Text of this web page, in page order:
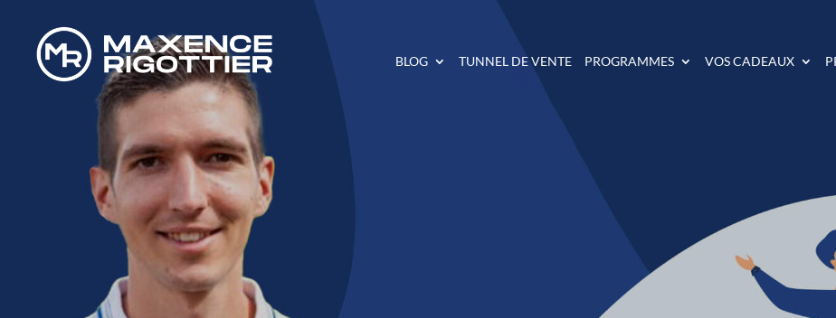
BLOG TUNNEL DE VENTE PROGRAMMES VOS CADEAUX